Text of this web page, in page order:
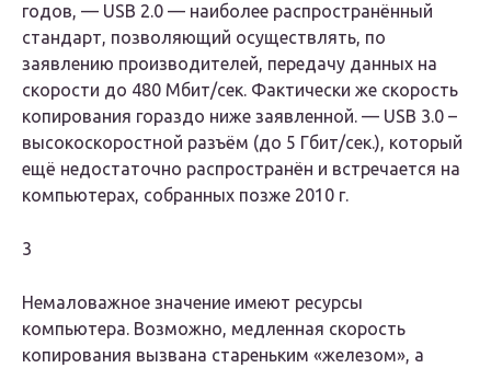
годов, — USB 2.0 — наиболее распространённый
стандарт, позволяющий осуществлять, по
заявлению производителей, передачу данных на
скорости до 480 Мбит/сек. Фактически же скорость
копирования гораздо ниже заявленной. — USB 3.0 –
высокоскоростной разъём (до 5 Гбит/сек.), который
ещё недостаточно распространён и встречается на
компьютерах, собранных позже 2010 г.
3
Немаловажное значение имеют ресурсы
компьютера. Возможно, медленная скорость
копирования вызвана стареньким «железом», а